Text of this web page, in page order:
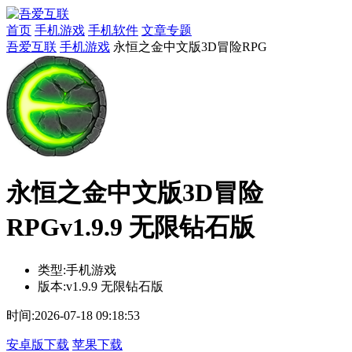
首页 手机游戏 手机软件 文章专题
吾爱互联 手机游戏 永恒之金中文版3D冒险RPG
永恒之金中文版3D冒险
RPGv1.9.9 无限钻石版
类型:手机游戏
版本:v1.9.9 无限钻石版
时间:2026-07-18 09:18:53
安卓版下载 苹果下载